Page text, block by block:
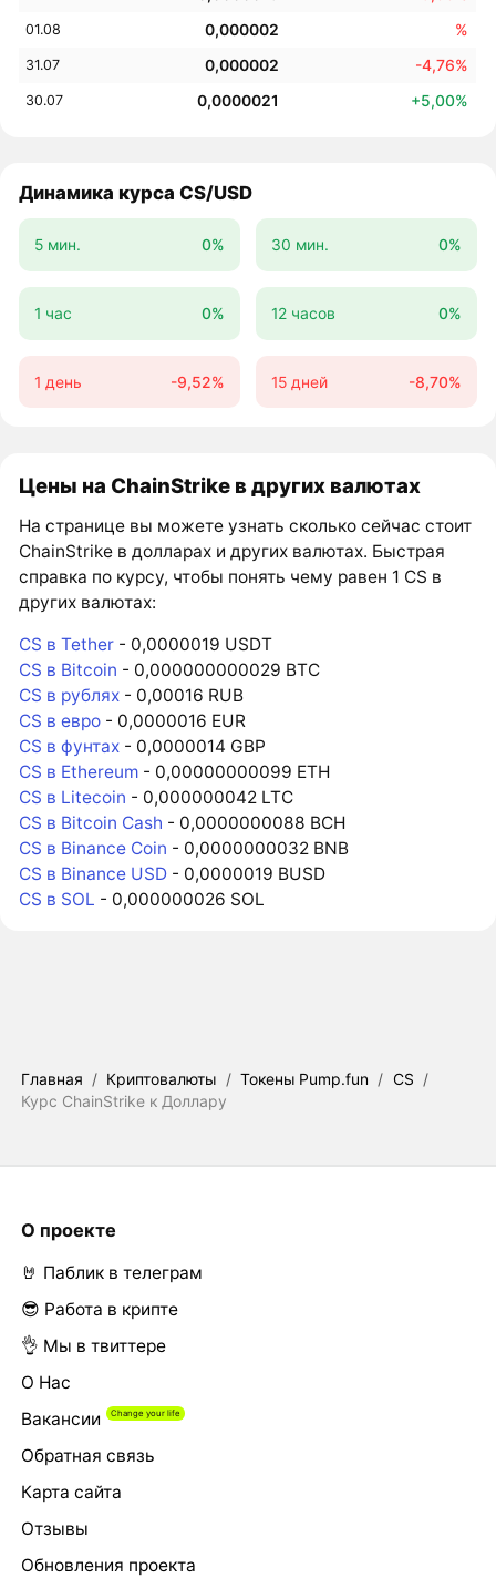
01.08 0,000002 %
31.07 0,000002 -4,76%
30.07 0,0000021 +5,00%
Динамика курса CS/USD
5 мин. 0% 30 мин. 0%
1 час 0% 12 часов 0%
1 день -9,52% 15 дней -8,70%
Цены на ChainStrike в других валютах
На странице вы можете узнать сколько сейчас стоит
ChainStrike в долларах и других валютах. Быстрая
справка по курсу, чтобы понять чему равен 1 CS в
других валютах:
CS в Tether - 0,0000019 USDT
CS в Bitcoin - 0,000000000029 BTC
CS в рублях - 0,00016 RUB
CS в евро - 0,0000016 EUR
CS в фунтах - 0,0000014 GBP
CS в Ethereum - 0,00000000099 ETH
CS в Litecoin - 0,000000042 LTC
CS в Bitcoin Cash - 0,0000000088 BCH
CS в Binance Coin - 0,0000000032 BNB
CS в Binance USD - 0,0000019 BUSD
CS в SOL - 0,000000026 SOL
Главная / Криптовалюты / Токены Pump.fun / CS /
Курс ChainStrike к Доллару
О проекте
🤘 Паблик в телеграм
😎 Работа в крипте
👌 Мы в твиттере
О Нас
Вакансии
Обратная связь
Карта сайта
Отзывы
Обновления проекта